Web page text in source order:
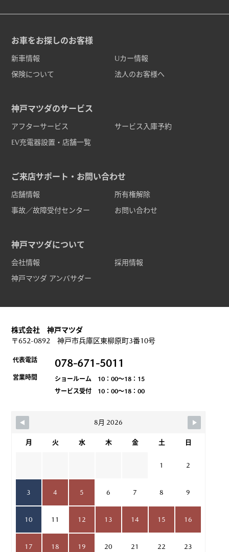
お車をお探しのお客様
新車情報
Uカー情報
保険について
法人のお客様へ
神戸マツダのサービス
アフターサービス
サービス入庫予約
EV充電器設置・店舗一覧
ご来店サポート・お問い合わせ
店舗情報
所有権解除
事故／故障受付センター
お問い合わせ
神戸マツダについて
会社情報
採用情報
神戸マツダ アンバサダー
株式会社 神戸マツダ
〒652-0892 神戸市兵庫区東柳原町3番10号
代表電話 078-671-5011
営業時間
ショールーム 10：00～18：15
サービス受付 10：00～18：00
8月 2026
月 火 水 木 金 土 日
1 2
3 4 5 6 7 8 9
10 11 12 13 14 15 16
17 18 19 20 21 22 23